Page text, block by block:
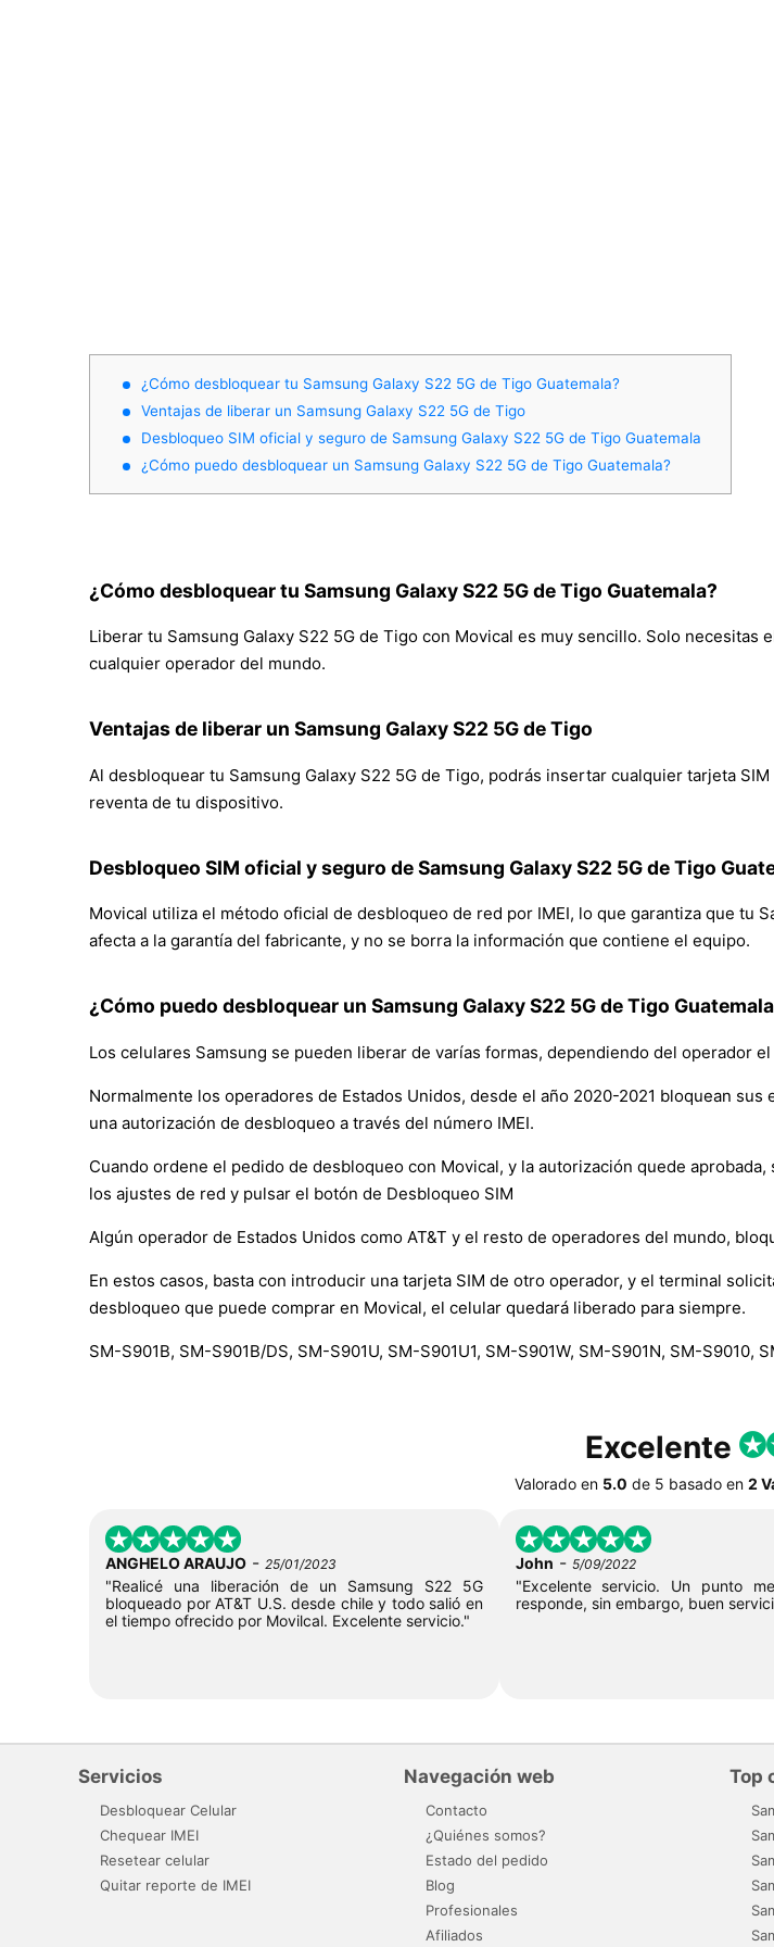
¿Cómo desbloquear tu Samsung Galaxy S22 5G de Tigo Guatemala?
Ventajas de liberar un Samsung Galaxy S22 5G de Tigo
Desbloqueo SIM oficial y seguro de Samsung Galaxy S22 5G de Tigo Guatemala
¿Cómo puedo desbloquear un Samsung Galaxy S22 5G de Tigo Guatemala?
¿Cómo desbloquear tu Samsung Galaxy S22 5G de Tigo Guatemala?
Liberar tu Samsung Galaxy S22 5G de Tigo con Movical es muy sencillo. Solo
cualquier operador del mundo.
Ventajas de liberar un Samsung Galaxy S22 5G de Tigo
Al desbloquear tu Samsung Galaxy S22 5G de Tigo, podrás insertar cualquier tarjeta
reventa de tu dispositivo.
Desbloqueo SIM oficial y seguro de Samsung Galaxy S22 5G de Tigo
Movical utiliza el método oficial de desbloqueo de red por IMEI, lo que garantiza que tu
afecta a la garantía del fabricante, y no se borra la información que contiene el equipo.
¿Cómo puedo desbloquear un Samsung Galaxy S22 5G de Tigo
Los celulares Samsung se pueden liberar de varías formas, dependiendo del operador
Normalmente los operadores de Estados Unidos, desde el año 2020-2021 bloquean
una autorización de desbloqueo a través del número IMEI.
Cuando ordene el pedido de desbloqueo con Movical, y la autorización quede
los ajustes de red y pulsar el botón de Desbloqueo SIM
Algún operador de Estados Unidos como AT&T y el resto de operadores del mundo,
En estos casos, basta con introducir una tarjeta SIM de otro operador, y el terminal
desbloqueo que puede comprar en Movical, el celular quedará liberado para siempre.
SM-S901B, SM-S901B/DS, SM-S901U, SM-S901U1, SM-S901W, SM-S901N, SM-S9010,
Excelente
Valorado en 5.0 de 5 basado en 2
ANGHELO ARAUJO - 25/01/2023
"Realicé una liberación de un Samsung S22 5G
bloqueado por AT&T U.S. desde chile y todo salió en
el tiempo ofrecido por Movilcal. Excelente servicio."
John - 5/09/2022
"Excelente servicio. Un punto
responde, sin embargo, buen
Servicios
Desbloquear Celular
Chequear IMEI
Resetear celular
Quitar reporte de IMEI
Navegación web
Contacto
¿Quiénes somos?
Estado del pedido
Blog
Profesionales
Afiliados
Top